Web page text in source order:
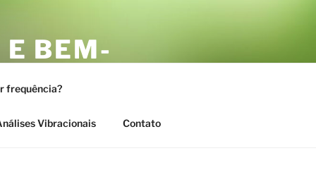
BEM-
frequência?
Vibracionais Contato